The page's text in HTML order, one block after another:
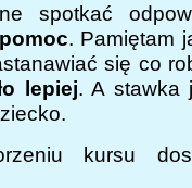
spotkać
. Pamiętam
się co
lepiej. A stawka
kursu